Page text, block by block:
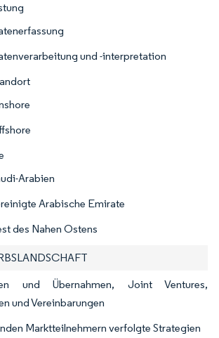
und -interpretation
Arabien
Arabische Emirate
des Nahen Ostens
und Übernahmen, Joint Ventures,
und Vereinbarungen
Marktteilnehmern verfolgte Strategien